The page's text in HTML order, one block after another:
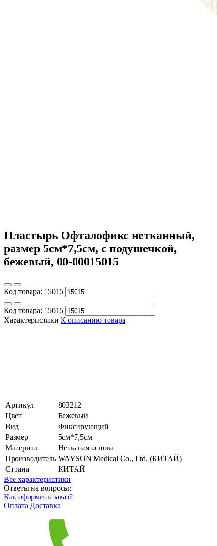
Пластырь Офталофикс нетканный,
размер 5см*7,5см, с подушечкой,
бежевый, 00-00015015
Код товара: 15015
Код товара: 15015
Характеристики К описанию товара
Артикул
803212
Цвет
Бежевый
Вид
Фиксирующий
Размер
5см*7,5см
Материал
Нетканая основа
Производитель WAYSON Medical Co., Ltd. (КИТАЙ)
Страна
КИТАЙ
Все характеристики
Ответы на вопросы:
Как оформить заказ?
Оплата Доставка